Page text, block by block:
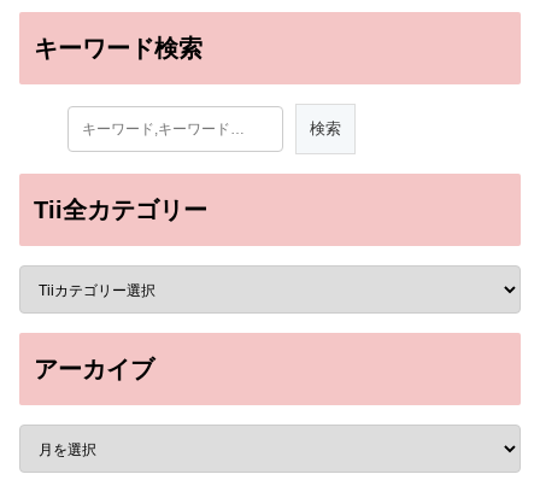
キーワード検索
Tii全カテゴリー
アーカイブ